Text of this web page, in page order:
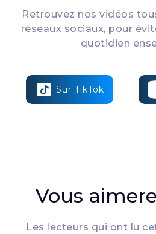
Retrouvez nos vidéos
réseaux sociaux, pour
quotidien
Sur TikTok
Vous
Les lecteurs qui ont lu